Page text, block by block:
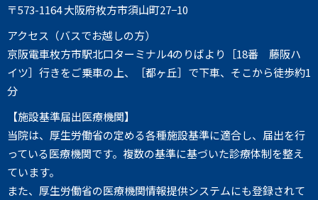
〒573-1164 大阪府枚方市須山町27−10
アクセス（バスでお越しの方）
京阪電車枚方市駅北口ターミナル4のりばより［18番 藤阪ハ
イツ］行きをご乗車の上、［都ヶ丘］で下車、そこから徒歩約1
分
【施設基準届出医療機関】
当院は、厚生労働省の定める各種施設基準に適合し、届出を行
っている医療機関です。複数の基準に基づいた診療体制を整え
ています。
また、厚生労働省の医療機関情報提供システムにも登録されて